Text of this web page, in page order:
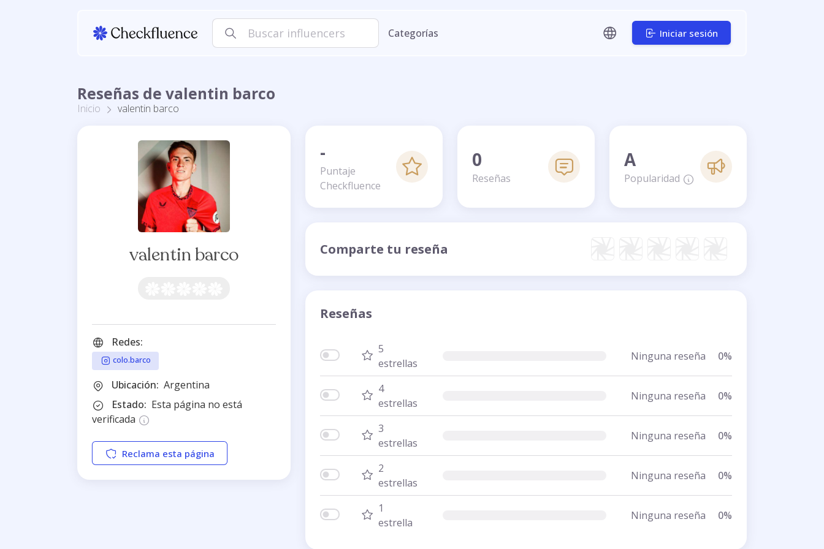
Categorías Iniciar sesión
Reseñas de valentin barco
Inicio valentin barco
valentin barco
Redes:
colo.barco
Ubicación: Argentina
Estado: Esta página no está
verificada
Reclama esta página
-
Puntaje
Checkfluence
0
Reseñas
A
Popularidad
Comparte tu reseña
Reseñas
5
estrellas
Ninguna reseña 0%
4
estrellas
Ninguna reseña 0%
3
estrellas
Ninguna reseña 0%
2
estrellas
Ninguna reseña 0%
1
estrella
Ninguna reseña 0%